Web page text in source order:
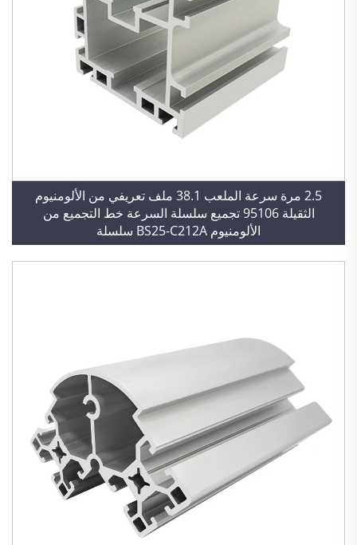
2.5 مرة سرعة الملعب 38.1 ملف تعريفي من الألومنيوم
الثقيلة 95106 تجميع سلسلة السرعة خط التجميع من
الألومنيوم BS25-C212A سلسلة